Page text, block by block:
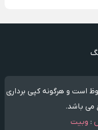
است و هرگونه کپی برداری
می باشد.
: وبیت